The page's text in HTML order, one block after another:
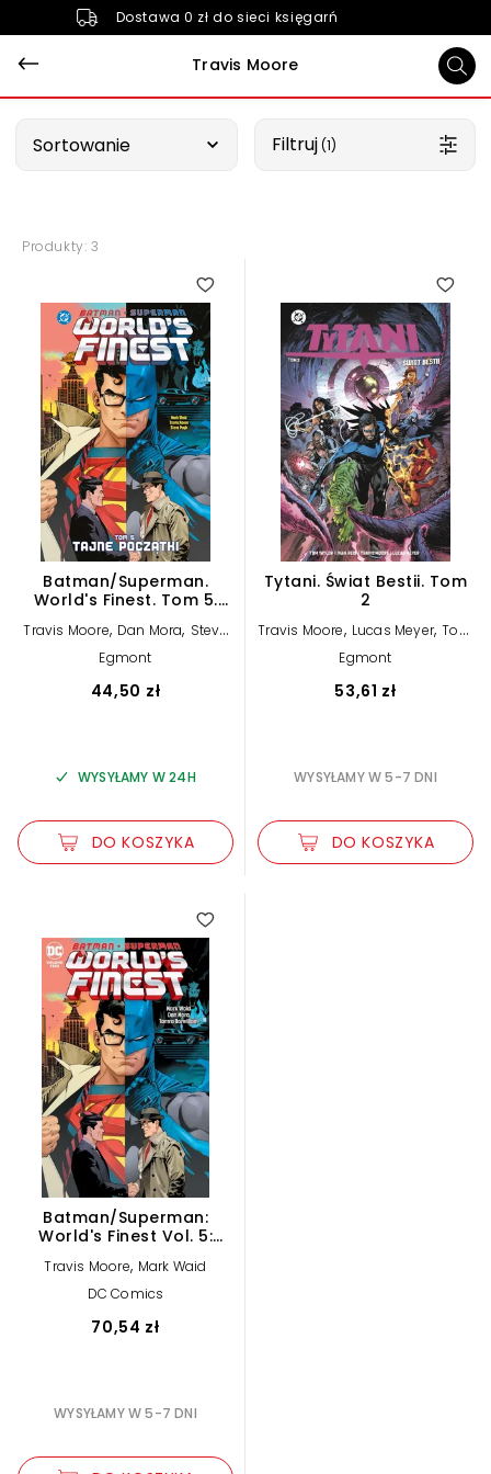
Dostawa 0 zł do sieci księgarń
Travis Moore
Sortowanie Filtruj (1)
Produkty: 3
Batman/Superman.
World's Finest. Tom 5.
Travis Moore, Dan Mora, Steve
Pugh, Mark Waid
Egmont
44,50 zł
WYSYŁAMY W 24H
DO KOSZYKA
Tytani. Świat Bestii. Tom
2
Travis Moore, Lucas Meyer,Tom
Taylor
Ivan Reis
Egmont
53,61 zł
WYSYŁAMY W 5-7 DNI
DO KOSZYKA
Batman/Superman:
World's Finest Vol. 5:
Travis Moore, Mark Waid
DC Comics
70,54 zł
WYSYŁAMY W 5-7 DNI